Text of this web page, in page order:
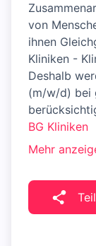
von
ihnen
Kliniken -
Deshalb
(m/w/d) bei
BG Kliniken
Mehr